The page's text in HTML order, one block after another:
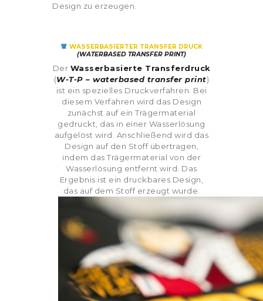
Design zu erzeugen.
WASSERBASIERTER TRANSFER DRUCK
(WATERBASED TRANSFER PRINT)
Der Wasserbasierte Transferdruck
(W-T-P – waterbased transfer print)
ist ein spezielles Druckverfahren. Bei
diesem Verfahren wird das Design
zunächst auf ein Trägermaterial
gedruckt, das in einer Wasserlösung
aufgelöst wird. Anschließend wird das
Design auf den Stoff übertragen,
indem das Trägermaterial von der
Wasserlösung entfernt wird. Das
Ergebnis ist ein druckbares Design,
das auf dem Stoff erzeugt wurde.